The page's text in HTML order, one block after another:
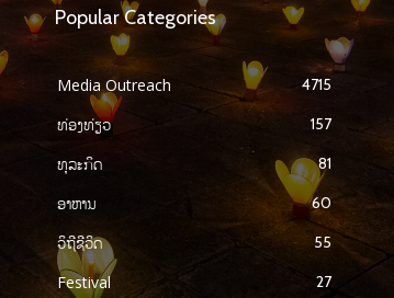
Popular Categories
Media Outreach 4715
ທ່ອງທ່ຽວ 157
ທຸລະກິດ 81
ອາຫານ 60
ວິຖີຊີວິດ 55
Festival 27